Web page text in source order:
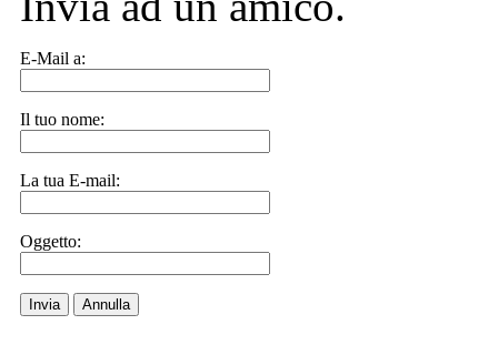
E-Mail a:
Il tuo nome:
La tua E-mail:
Oggetto:
Invia Annulla